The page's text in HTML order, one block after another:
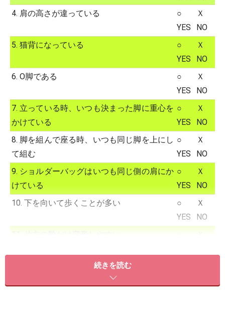
4. 肩の高さが違っている
○
YES
Ｘ
NO
5. 猫背になっている
○
YES
Ｘ
NO
6. O脚である
○
YES
Ｘ
NO
7. 立っている時、いつも決まった脚に重心を
かけている
○
YES
Ｘ
NO
8. 脚を組んで座る時、いつも同じ脚を上にし
て組む
○
YES
Ｘ
NO
9. ショルダーバッグはいつも同じ側の肩にか
けている
○
YES
Ｘ
NO
10. 下を向いて歩くことが多い
○
YES
Ｘ
NO
12. ヒールのかかとの外側がへりやすい
続きを読む